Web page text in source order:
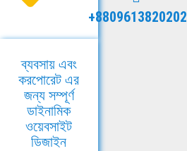
+8809613820202
ব্যবসায় এবং
করপোরেট এর
জন্য সম্পূর্ণ
ডাইনামিক
ওয়েবসাইট
ডিজাইন